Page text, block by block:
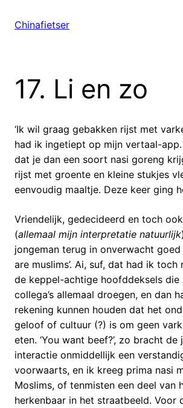
naarChinafietser
17. Li en zo
‘Ik wil graag gebakken rijst met
had ik ingetiept op mijn vertaal-
dat je dan een soort nasi goreng
rijst met groente en kleine stukjes
eenvoudig maaltje. Deze keer ging
Vriendelijk, gedecideerd en toch
(allemaal mijn interpretatie natuurlijk
jongeman terug in onverwacht goed
are muslims’. Ai, suf, dat had ik toch
de keppel-achtige hoofddeksels die
collega’s allemaal droegen, en dan
rekening kunnen houden dat het
geloof of cultuur (?) is om geen
eten. ‘You want beef?’, zo bracht de
interactie onmiddellijk een
voorwaarts, en ik kreeg prima nasi
Moslims, of tenmisten een deel van
herkenbaar in het straatbeeld. Voor